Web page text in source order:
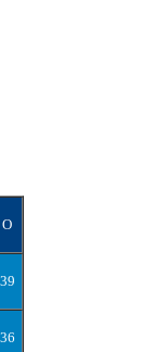
О
39
36